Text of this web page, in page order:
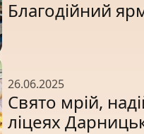
Благодійний
26.06.2025
Свято мрій,
ліцеях